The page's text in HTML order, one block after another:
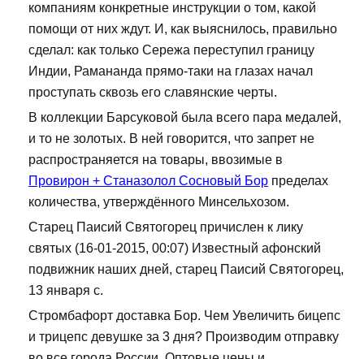
компаниям конкретные инструкции о том, какой
помощи от них ждут. И, как выяснилось, правильно
сделал: как только Сережа переступил границу
Индии, Рамананда прямо-таки на глазах начал
проступать сквозь его славянские черты.
В коллекции Барсуковой была всего пара медалей,
и то не золотых. В ней говорится, что запрет не
распространяется на товары, ввозимые в
Провирон + Станазолол Сосновый Бор пределах
количества, утверждённого Минсельхозом.
Старец Паисий Святогорец причислен к лику
святых (16-01-2015, 00:07) Известный афонский
подвижник наших дней, старец Паисий Святогорец,
13 января с.
Стромбафорт доставка Бор. Чем Увеличить бицепс
и трицепс девушке за 3 дня? Производим отправку